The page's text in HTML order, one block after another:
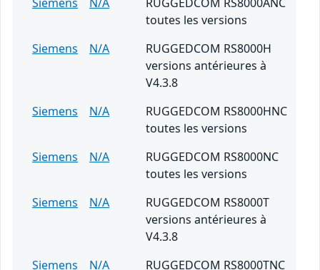
toutes les versions
Siemens
N/A
RUGGEDCOM RS8000H
versions antérieures à
V4.3.8
Siemens
N/A
RUGGEDCOM RS8000HNC
toutes les versions
Siemens
N/A
RUGGEDCOM RS8000NC
toutes les versions
Siemens
N/A
RUGGEDCOM RS8000T
versions antérieures à
V4.3.8
Siemens
N/A RUGGEDCOM RS8000TNC